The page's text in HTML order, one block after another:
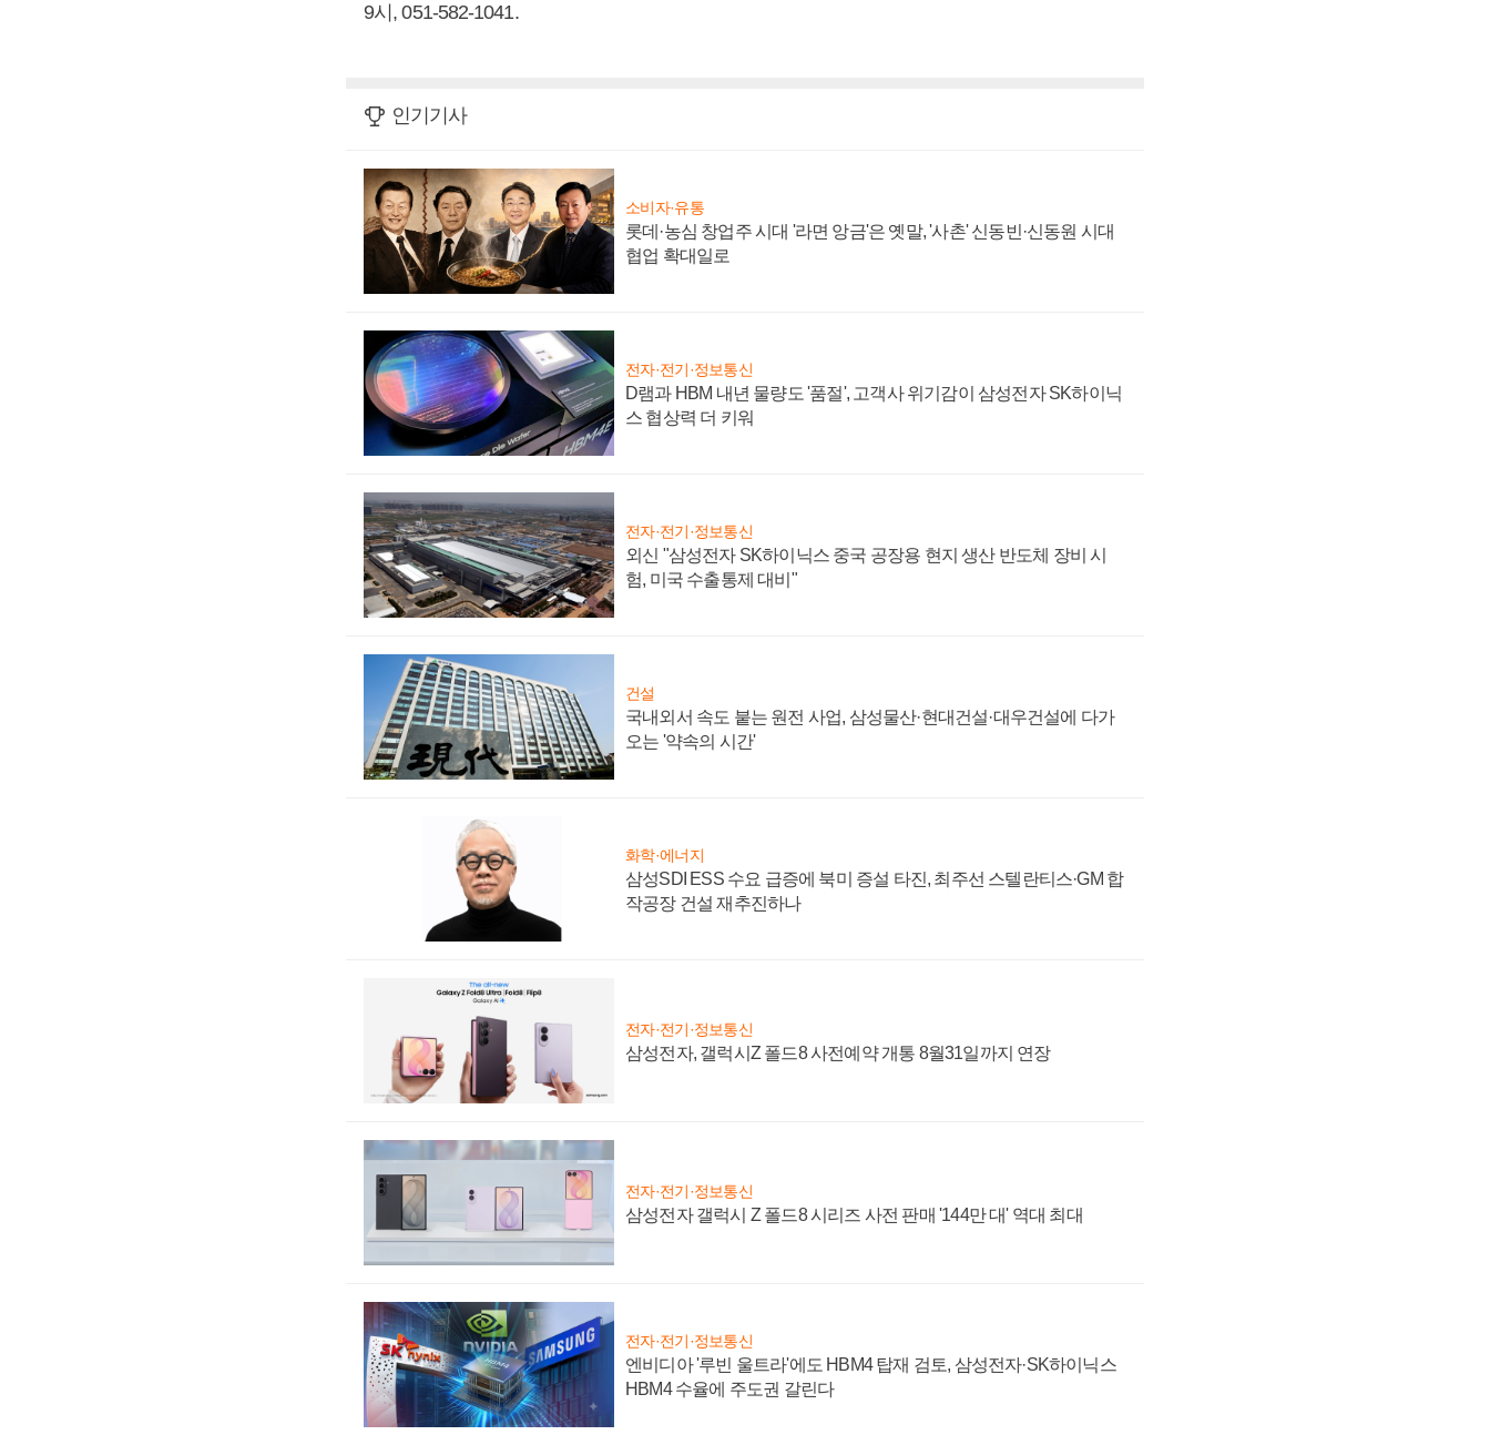
9시, 051-582-1041.
인기기사
소비자·유통
롯데·농심 창업주 시대 '라면 앙금'은 옛말, '사촌' 신동빈·신동원 시대
협업 확대일로
전자·전기·정보통신
D램과 HBM 내년 물량도 '품절', 고객사 위기감이 삼성전자 SK하이닉
스 협상력 더 키워
전자·전기·정보통신
외신 "삼성전자 SK하이닉스 중국 공장용 현지 생산 반도체 장비 시
험, 미국 수출통제 대비"
건설
국내외서 속도 붙는 원전 사업, 삼성물산·현대건설·대우건설에 다가
오는 '약속의 시간'
화학·에너지
삼성SDI ESS 수요 급증에 북미 증설 타진, 최주선 스텔란티스·GM 합
작공장 건설 재추진하나
전자·전기·정보통신
삼성전자, 갤럭시Z 폴드8 사전예약 개통 8월31일까지 연장
전자·전기·정보통신
삼성전자 갤럭시 Z 폴드8 시리즈 사전 판매 '144만 대' 역대 최대
전자·전기·정보통신
엔비디아 '루빈 울트라'에도 HBM4 탑재 검토, 삼성전자·SK하이닉스
HBM4 수율에 주도권 갈린다